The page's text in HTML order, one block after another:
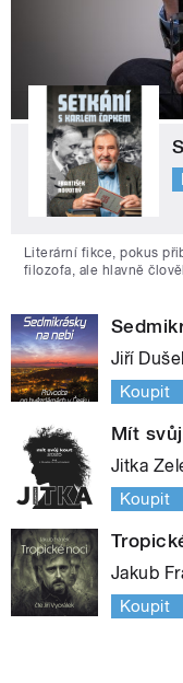
Literární fikce, pokus
filozofa, ale hlavně
Jiří
Koupit
Mít
Jitka
Koupit
Jakub
Koupit